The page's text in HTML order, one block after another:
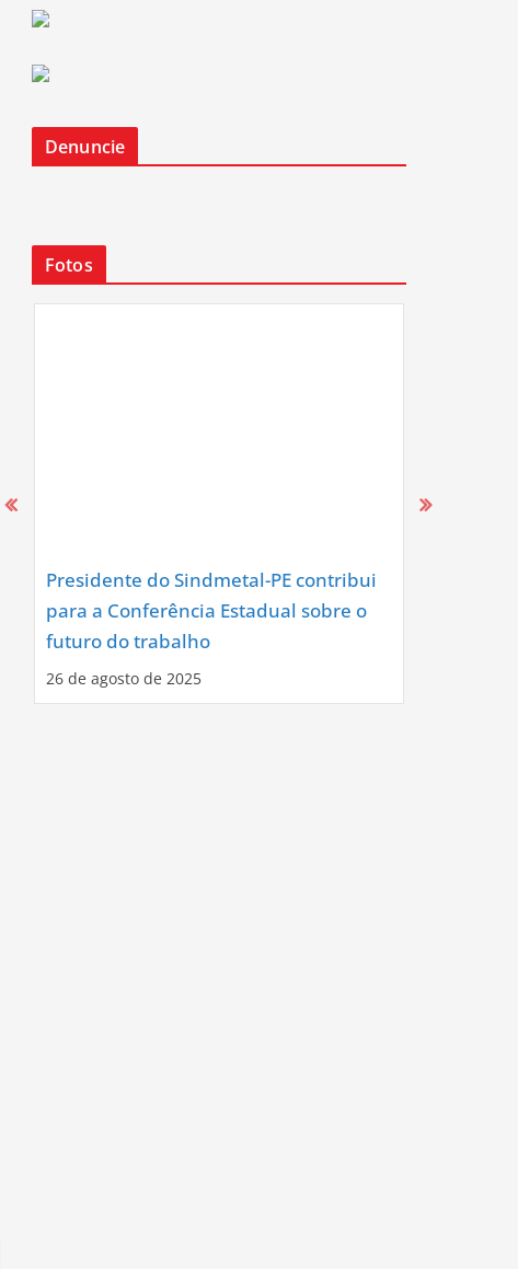
Denuncie
Fotos
Presidente do Sindmetal-PE contribui
para a Conferência Estadual sobre o
futuro do trabalho
26 de agosto de 2025